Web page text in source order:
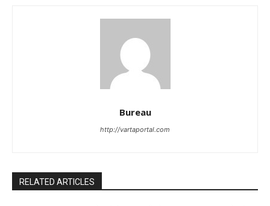
Bureau
http://vartaportal.com
RELATED ARTICLES